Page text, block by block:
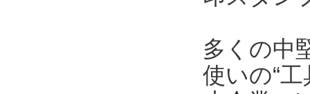
多くの中
使いの“